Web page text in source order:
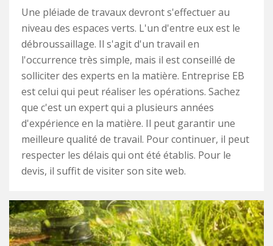
Une pléiade de travaux devront s'effectuer au
niveau des espaces verts. L'un d'entre eux est le
débroussaillage. Il s'agit d'un travail en
l'occurrence très simple, mais il est conseillé de
solliciter des experts en la matière. Entreprise EB
est celui qui peut réaliser les opérations. Sachez
que c'est un expert qui a plusieurs années
d'expérience en la matière. Il peut garantir une
meilleure qualité de travail. Pour continuer, il peut
respecter les délais qui ont été établis. Pour le
devis, il suffit de visiter son site web.